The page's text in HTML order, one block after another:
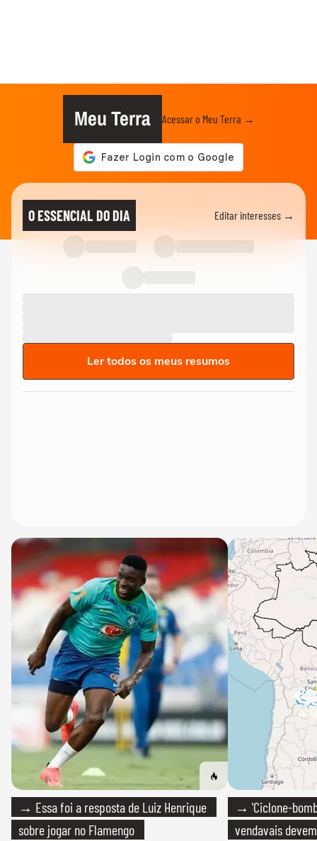
Meu Terra Acessar o Meu Terra →
O ESSENCIAL DO DIA Editar interesses →
Ler todos os meus resumos
→ Essa foi a resposta de Luiz Henrique
sobre jogar no Flamengo
→ 'Ciclone-
vendavais